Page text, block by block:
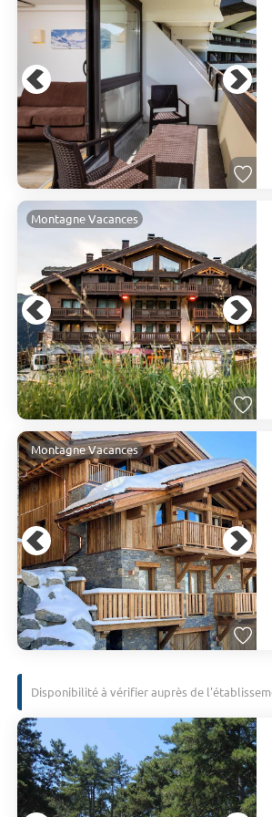
Montagne Vacances
Montagne Vacances
Disponibilité à vérifier auprès de